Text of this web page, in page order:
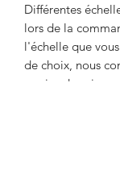
Différentes
lors de la
l'échelle que
de choix, nous
remise de prix.